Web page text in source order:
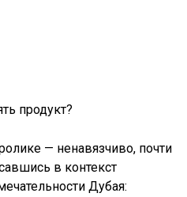
продукт?
— ненавязчиво, почти
в контекст
Дубая: